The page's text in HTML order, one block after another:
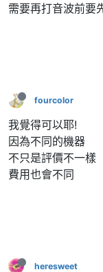
需要再打音波前要
fourcolor
我覺得可以耶!
因為不同的機器
不只是評價不一樣
費用也會不同
heresweet